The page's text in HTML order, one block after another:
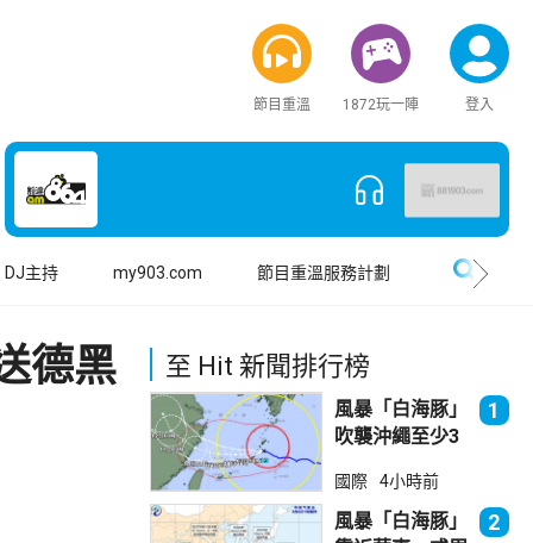
節目重溫 1872玩一陣 登入
DJ主持 my903.com 節目重溫服務計劃
德黑 至 Hit 新聞排行榜
風暴「白海豚」
吹襲沖繩至少3
取消
1
國際 4小時前
風暴「白海豚」
2